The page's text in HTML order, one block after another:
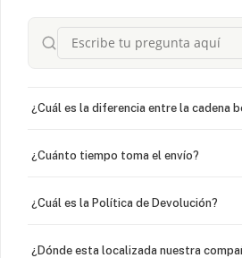
¿Cuál es la diferencia entre la cadena
¿Cuánto tiempo toma el envío?
¿Cuál es la Política de Devolución?
¿Dónde esta localizada nuestra